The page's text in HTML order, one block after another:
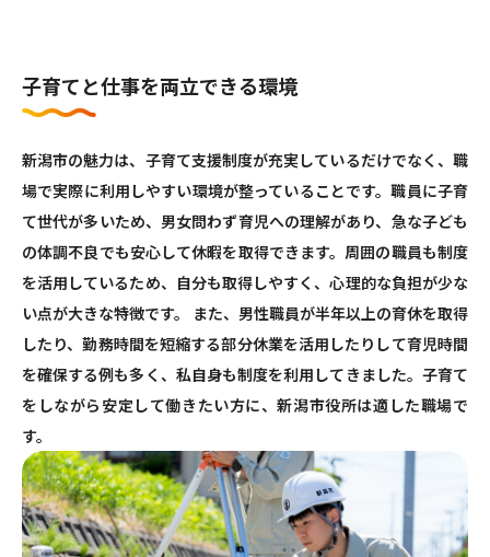
子育てと仕事を両立できる環境
新潟市の魅力は、子育て支援制度が充実しているだけでなく、職
場で実際に利用しやすい環境が整っていることです。職員に子育
て世代が多いため、男女問わず育児への理解があり、急な子ども
の体調不良でも安心して休暇を取得できます。周囲の職員も制度
を活用しているため、自分も取得しやすく、心理的な負担が少な
い点が大きな特徴です。 また、男性職員が半年以上の育休を取得
したり、勤務時間を短縮する部分休業を活用したりして育児時間
を確保する例も多く、私自身も制度を利用してきました。子育て
をしながら安定して働きたい方に、新潟市役所は適した職場で
す。